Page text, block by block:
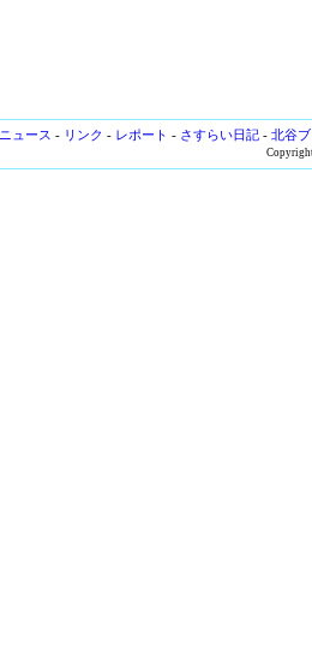
ニュース - リンク - レポート - さすらい日記- 北谷